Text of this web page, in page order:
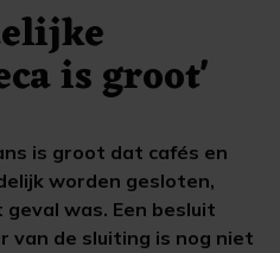
is groot'
is groot dat cafés en
worden gesloten,
was. Een besluit
van de sluiting is nog niet